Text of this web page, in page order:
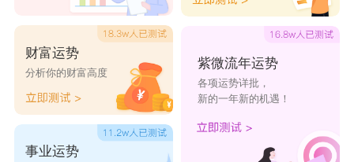
财富运势
分析你的财富高度
事业运势
紫微流年运势
各项运势详批，
新的一年新的机遇！